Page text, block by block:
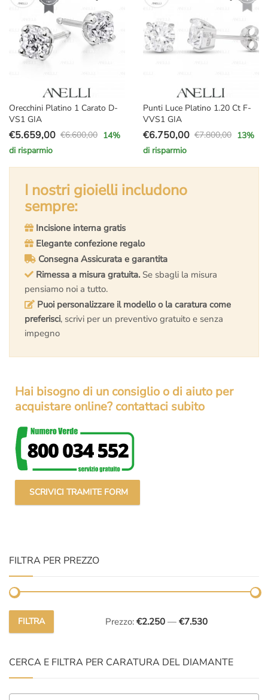
€3.200,00.
€2.370,00.
€8.500,00.
€7.519,00.
Orecchini Platino 1 Carato D-
VS1 GIA
€6.600,00
Il
prezzo
originale
€6.600,00.
€5.659,00
Il
prezzo
attuale
€5.659,00.
14%
di risparmio
Punti Luce Platino 1.20 Ct F-
VVS1 GIA
€7.800,00
Il
prezzo
originale
era:
€6.750,00
Il
prezzo
attuale
è:
13%
di risparmio
I nostri gioielli includono
sempre:
Incisione interna gratis
Elegante confezione regalo
Consegna Assicurata e garantita
Rimessa a misura gratuita. Se sbagli la misura
pensiamo noi a tutto.
Puoi personalizzare il modello o la caratura come
preferisci, scrivi per un preventivo gratuito e senza
impegno
Hai bisogno di un consiglio o di aiuto per
acquistare online? contattaci subito
SCRIVICI TRAMITE FORM
FILTRA PER PREZZO
Prezzo
Prezzo
FILTRA Prezzo: €2.250 — €7.530
CERCA E FILTRA PER CARATURA DEL DIAMANTE